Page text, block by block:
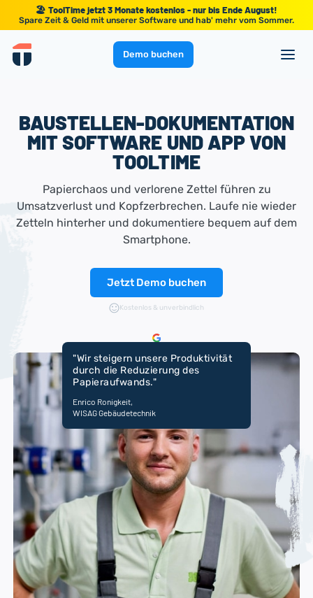
🏖️ ToolTime jetzt 3 Monate kostenlos - nur bis Ende August!
Spare Zeit & Geld mit unserer Software und hab' mehr vom Sommer.
Demo buchen
BAUSTELLEN-DOKUMENTATION
MIT SOFTWARE UND APP VON
TOOLTIME
Papierchaos und verlorene Zettel führen zu
Umsatzverlust und Kopfzerbrechen. Laufe nie wieder
Zetteln hinterher und dokumentiere bequem auf dem
Smartphone.
Jetzt Demo buchen
Kostenlos & unverbindlich
"Wir steigern unsere Produktivität
durch die Reduzierung des
Papieraufwands."
Enrico Ronigkeit,
WISAG Gebäudetechnik